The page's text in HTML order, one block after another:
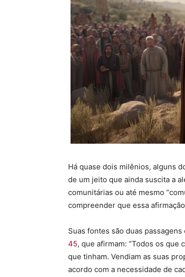
Há quase dois milênios, alguns
de um jeito que ainda suscita a
comunitárias ou até mesmo
compreender que essa
Suas fontes são duas
45, que afirmam: “Todos os
que tinham. Vendiam as suas
acordo com a necessidade de